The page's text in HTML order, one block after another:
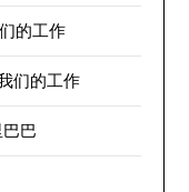
的工作
们的工作
巴